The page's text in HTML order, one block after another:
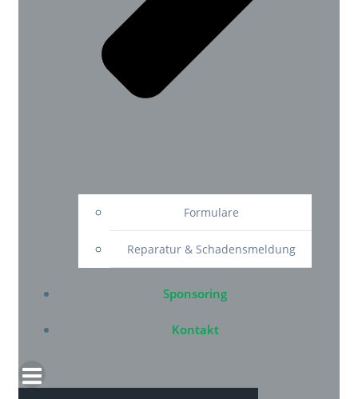
Formulare
Reparatur & Schadensmeldung
Sponsoring
Kontakt